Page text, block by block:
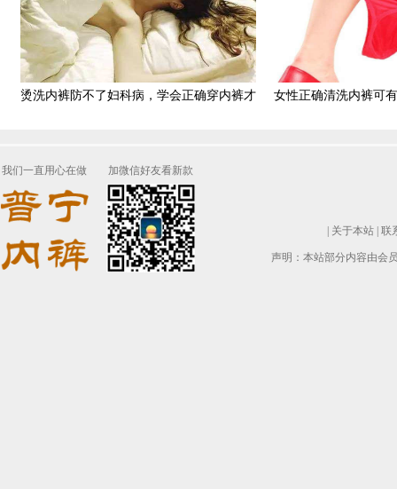
烫洗内裤防不了妇科病，学会正确穿内裤才
女性正确清洗内裤可
关于本站 联
声明：本站部分内容由会
我们一直用心在做 加微信好友看新款